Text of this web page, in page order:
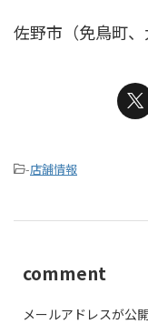
佐野市（免鳥町、
-店舗情報
comment
メールアドレスが公